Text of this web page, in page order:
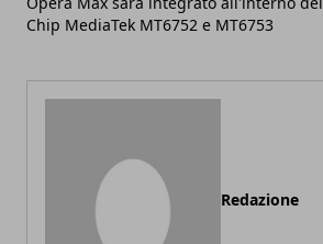
Chip MediaTek MT6752 e MT6753
Redazione